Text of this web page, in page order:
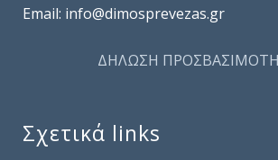
Email: info@dimosprevezas.gr
ΔΗΛΩΣΗ
Σχετικά links